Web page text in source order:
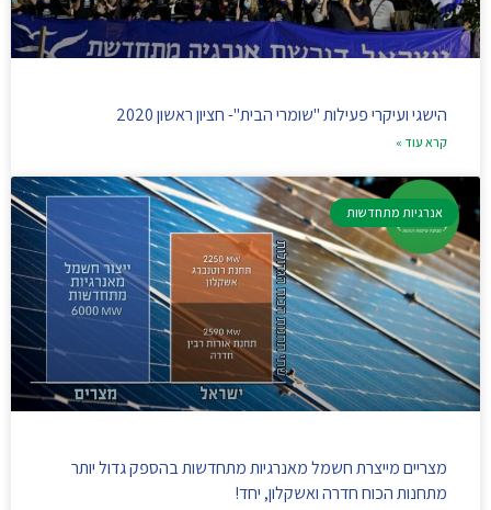
הישגי ועיקרי פעילות "שומרי הבית"- חציון ראשון 2020
קרא עוד »
אנרגיות מתחדשות
מצריים מייצרת חשמל מאנרגיות מתחדשות בהספק גדול יותר
מתחנות הכוח חדרה ואשקלון, יחד!